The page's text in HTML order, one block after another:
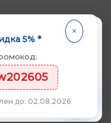
пользоваться
обработки и
Политикой
защищены
данных
cookie
данных
материалы
5% *
до: 02.08.2026